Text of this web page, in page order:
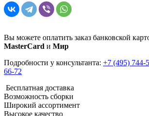
Вы можете оплатить заказ банковской
MasterCard и Мир
Подробности у консультанта: +7 (495) 744-
66-72
Бесплатная доставка
Возможность сборки
Широкий ассортимент
Высокое качество